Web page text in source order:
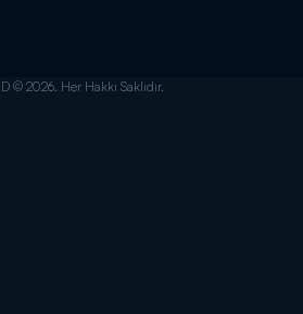
© 2026. Her Hakkı Saklıdır.